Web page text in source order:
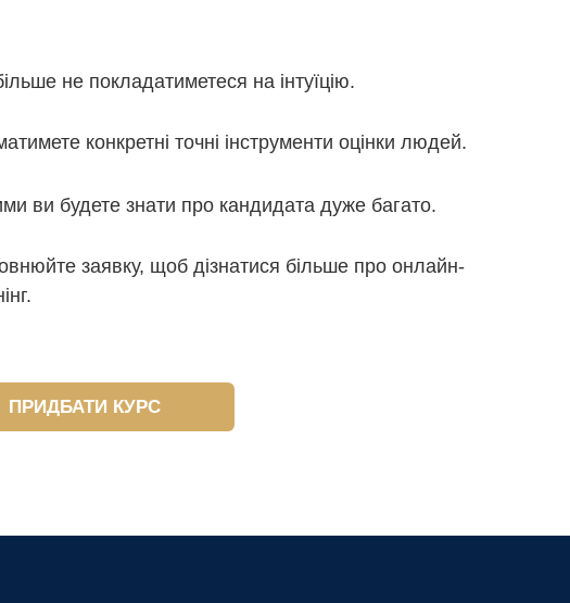
не покладатиметеся на інтуїцію.
ПРИДБАТИ КУРС
конкретні точні інструменти оцінки людей.
ви будете знати про кандидата дуже багато.
заявку, щоб дізнатися більше про онлайн-